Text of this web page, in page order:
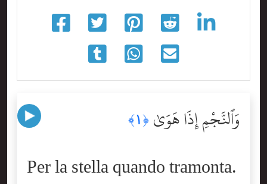
وَٱلنَّجْمِ إِذَا هَوَىٰ ﴿١﴾
Per la stella quando tramonta.